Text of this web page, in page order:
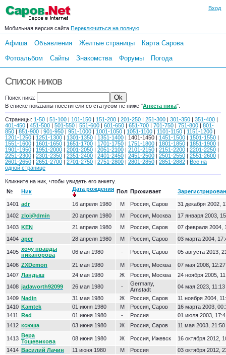
Вход
Мобильная версия сайта Переключиться на полную
Афиша Объявления Желтые страницы
Карта Сарова
Фотоальбом
Сайты Знакомства Форумы Погода
Список ников
Поиск ника:
В списке показаны посетители со статусом не ниже "Анкета ника".
Страницы: 1-50 | 51-100 | 101-150 | 151-200 | 201-250 | 251-300 | 301-350 | 351-400 |
401-450 | 451-500 | 501-550 | 551-600 | 601-650 | 651-700 | 701-750 | 751-800 | 801-
850 | 851-900 | 901-950 | 951-1000 | 1001-1050 | 1051-1100 | 1101-1150 | 1151-1200 |
1201-1250 | 1251-1300 | 1301-1350 | 1351-1400 | 1401-1450 | 1451-1500 | 1501-1550 |
1551-1600 | 1601-1650 | 1651-1700 | 1701-1750 | 1751-1800 | 1801-1850 | 1851-1900 |
1901-1950 | 1951-2000 | 2001-2050 | 2051-2100 | 2101-2150 | 2151-2200 | 2201-2250 |
2251-2300 | 2301-2350 | 2351-2400 | 2401-2450 | 2451-2500 | 2501-2550 | 2551-2600 |
2601-2650 | 2651-2700 | 2701-2750 | 2751-2800 | 2801-2850 | 2851-2882 | Все на
одной странице
Кликните на ник, чтобы увидеть его анкету.
№
Ник Дата рождения Пол Проживает Зарегистрирован
1401 adr 16 апреля 1980 М Россия, Саров
31 декабря 2002,
1402 zloi@dmin 20 апреля 1980 М Россия, Москва
17 января 2003,
1403 KEN 21 апреля 1980 М Россия, Саров
07 февраля 2004,
1404 aper 28 апреля 1980 М Россия, Саров 03 марта 2004,
1405 хочу правды
никанорова
06 мая 1980 - Россия, Саров 05 августа 2013,
1406 ZXDemon 21 мая 1980 М Россия, Москва
07 мая 2008, 12:27
1407 Ландыш 24 мая 1980 Ж Россия, Москва
24 ноября 2005,
1408 jadaworth92099 26 мая 1980 -
Germany,
Arnstadt
04 мая 2023, 11:13
1409 Nadin 31 мая 1980 Ж Россия, Саров
11 ноября 2004,
1410 Kamtek 01 июня 1980 М Россия, Саров
16 марта 2003,
1411
Red 01 июня 1980 - Россия
01 июля 2003,
1412 ксюша 03 июня 1980 Ж Россия, Саров 11 мая 2003, 21:50
1413 Вера
Тощевикова
08 июня 1980 Ж Россия, Ижевск
16 октября 2012,
1414 Василий Лачин 11 июня 1980 М Россия
03 октября 2012,